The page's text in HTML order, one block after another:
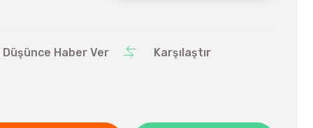
Düşünce Haber Ver Karşılaştır